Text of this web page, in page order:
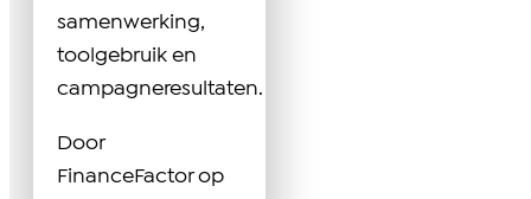
samenwerking,
toolgebruik en
campagneresultaten.
Door
FinanceFactor op